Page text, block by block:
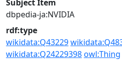
Subject Item
dbpedia-ja:NVIDIA
rdf:type
wikidata:Q43229
wikidata:Q24229398owl:Thing